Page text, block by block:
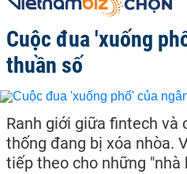
Cuộc đua 'xuống
thuần số
Ranh giới giữa fintech và
thống đang bị xóa nhòa.
tiếp theo cho những "nhà